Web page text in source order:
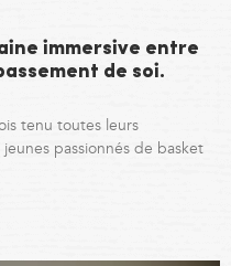
immersive entre
de soi.
tenu toutes leurs
passionnés de basket